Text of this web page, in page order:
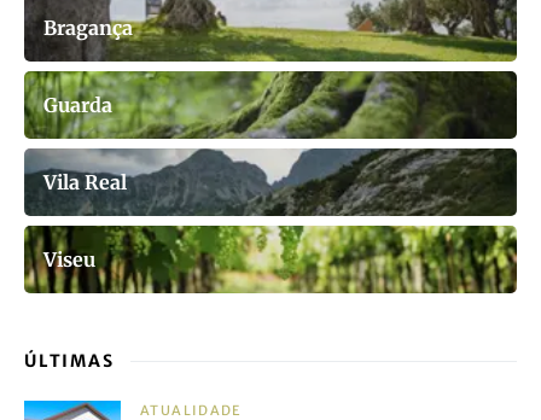
Bragança
Guarda
Vila Real
Viseu
ÚLTIMAS
ATUALIDADE